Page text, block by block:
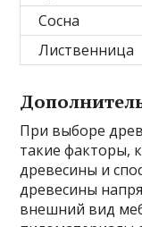
Сосна
Лиственница
При выборе
такие факторы,
древесины и
древесины
внешний вид